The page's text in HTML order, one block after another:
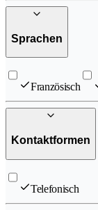
Sprachen
Französisch
Kontaktformen
Telefonisch